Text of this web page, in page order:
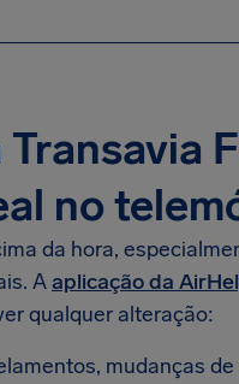
no
da hora,
Aaplicação da
qualquer alteração:
mudanças